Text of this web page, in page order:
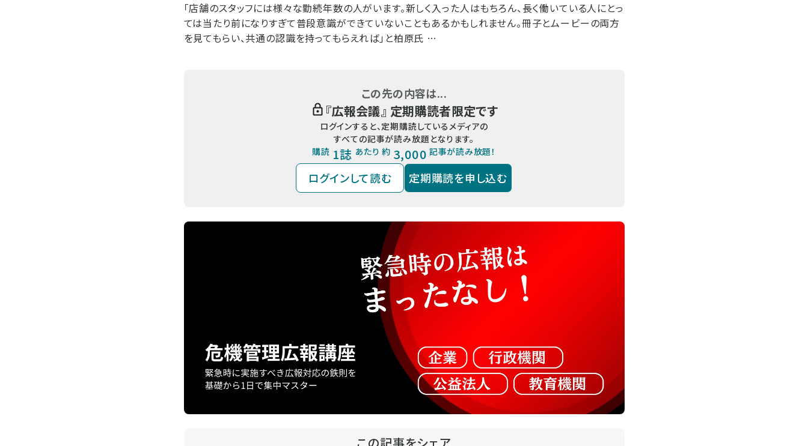
「店舗のスタッフには様々な勤続年数の人がいます。新しく入った人はもちろん、長く働いている人にとっ
ては当たり前になりすぎて普段意識ができていないこともあるかもしれません。冊子とムービーの両方
を見てもらい、共通の認識を持ってもらえれば」と柏原氏 …
この先の内容は...
『広報会議』 定期購読者限定です
ログインすると、定期購読しているメディアの
すべての記事が読み放題となります。
購読 1誌 あたり 約 3,000 記事が読み放題！
ログインして読む 定期購読を申し込む
この記事をシェア